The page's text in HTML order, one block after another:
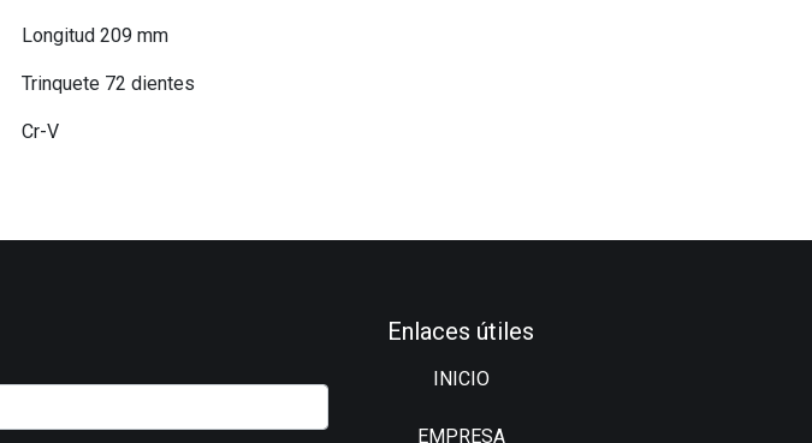
Longitud 209 mm
Trinquete 72 dientes
Cr-V
Enlaces útiles
INICIO
EMPRESA